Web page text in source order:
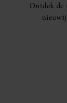
Ontdek